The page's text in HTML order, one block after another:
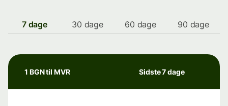
7 dage 30 dage 60 dage 90 dage
1 BGN til MVR Sidste 7 dage